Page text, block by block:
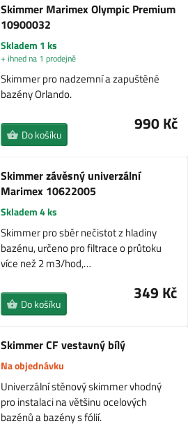
Skimmer Marimex Olympic Premium
10900032
Skladem 1 ks
+ ihned na 1 prodejně
Skimmer pro nadzemní a zapuštěné
bazény Orlando.
990 Kč
Do košíku
Skimmer závěsný univerzální
Marimex 10622005
Skladem 4 ks
Skimmer pro sběr nečistot z hladiny
bazénu, určeno pro filtrace o průtoku
více než 2 m3/hod,…
349 Kč
Do košíku
Skimmer CF vestavný bílý
Na objednávku
Univerzální stěnový skimmer vhodný
pro instalaci na většinu ocelových
bazénů a bazény s fólií.